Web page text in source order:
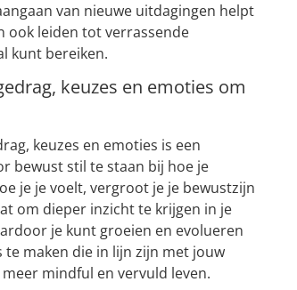
van nieuwe uitdagingen helpt
ook leiden tot verrassende
kunt bereiken.
keuzes en emoties om
keuzes en emoties is een
bewust stil te staan bij hoe je
je je voelt, vergroot je je bewustzijn
om dieper inzicht te krijgen in je
je kunt groeien en evolueren
maken die in lijn zijn met jouw
mindful en vervuld leven.